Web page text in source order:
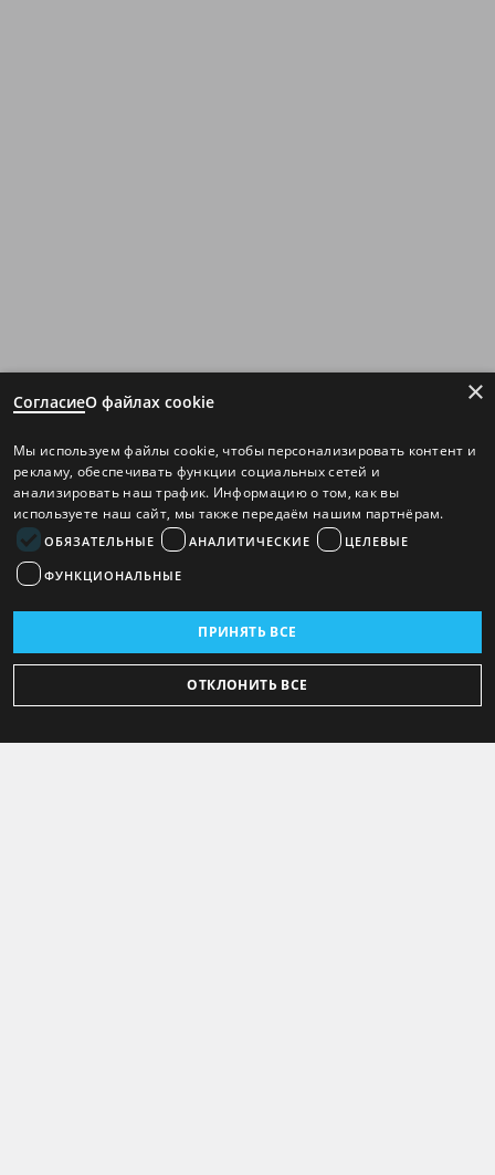
×
СогласиеО файлах cookie
Мы используем файлы cookie, чтобы персонализировать контент и
рекламу, обеспечивать функции социальных сетей и
анализировать наш трафик. Информацию о том, как вы
используете наш сайт, мы также передаём нашим партнёрам.
ОБЯЗАТЕЛЬНЫЕ АНАЛИТИЧЕСКИЕ ЦЕЛЕВЫЕ
ФУНКЦИОНАЛЬНЫЕ
ПРИНЯТЬ ВСЕ
ОТКЛОНИТЬ ВСЕ